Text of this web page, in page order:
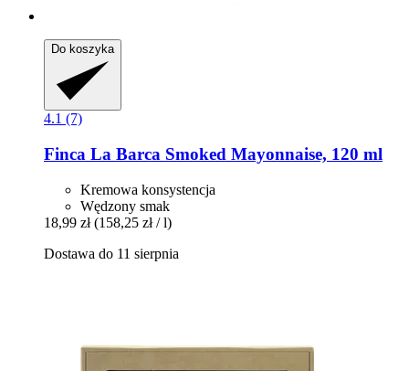
Do koszyka
4.1 (7)
Finca La Barca Smoked Mayonnaise, 120 ml
Kremowa konsystencja
Wędzony smak
18,99 zł (158,25 zł / l)
Dostawa do 11 sierpnia